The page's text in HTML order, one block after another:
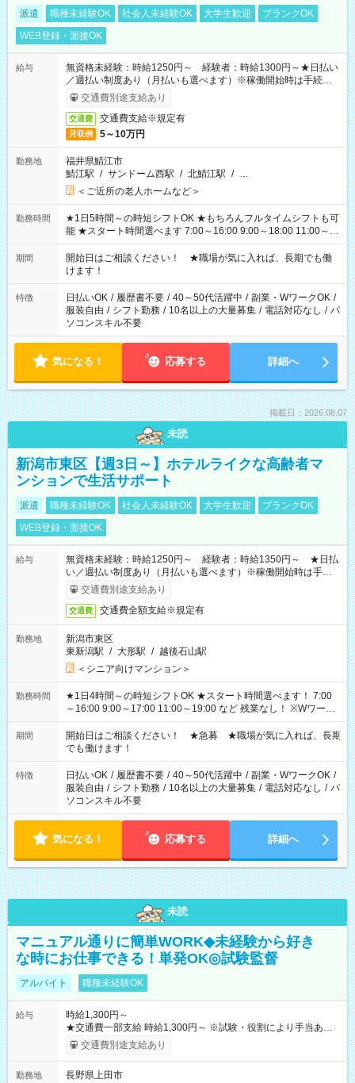
派遣 職種未経験OK 社会人未経験OK 大学生歓迎
ブランクOK
WEB登録・面接OK
給与
無資格未経験：時給1250円～ 経験者：時給1300円～★日払い
／週払い制度あり（月払いも選べます）※稼働開始時は手続き完
了次第のお支払いとなります。
交通費別途支給あり
交通費 交通費支給※規定有
月収例 5～10万円
勤務地
福井県鯖江市
鯖江駅 / サンドーム西駅 / 北鯖江駅 / …
＜ご近所の老人ホームなど＞
勤務時間
★1日5時間～の時短シフトOK ★もちろんフルタイムシフトも可
能 ★スタート時間選べます 7:00～16:00 9:00～18:00 11:00～
20:00 など 残業なし！ ※Wワークの場合、他のお仕事と合わせ
週40時間超の就業はご案内できません ※法令に基づき、週20時
間以上勤務は社会保険への加入対象となります ※労働者派遣法
（日雇い派遣の原則禁止）により、短時間・短期間の就業はご
案内が難しい場合があります
期間
開始日はご相談ください！ ★職場が気に入れば、長期でも働
けます！
特徴 日払いOK / 履歴書不要 / 40～50代活躍中 / 副業・WワークOK /
服装自由 / シフト勤務 / 10名以上の大量募集 / 電話対応なし / パ
ソコンスキル不要
気になる！ 応募する 詳細へ
掲載日：2026.08.07
未読
新潟市東区【週3日～】ホテルライクな高齢者マ
ンションで生活サポート
派遣 職種未経験OK 社会人未経験OK 大学生歓迎
ブランクOK
WEB登録・面接OK
給与
無資格未経験：時給1250円～ 経験者：時給1350円～ ★日払
い／週払い制度あり（月払いも選べます）※稼働開始時は手続き
完了次第のお支払いとなります。
交通費別途支給あり
交通費 交通費全額支給※規定有
勤務地
新潟市東区
東新潟駅 / 大形駅 / 越後石山駅
＜シニア向けマンション＞
勤務時間
★1日4時間～の時短シフトOK ★スタート時間選べます！ 7:00
～16:00 9:00～17:00 11:00～19:00 など 残業なし！ ※Wワーク
の場合、他のお仕事と合わせ週40時間超の就業はご案内できま
せん ※法令に基づき、週20時間以上勤務は社会保険への加入対
象となります ※労働者派遣法（日雇い派遣の原則禁止）によ
り、短時間・短期間の就業はご案内が難しい場合があります
期間
開始日はご相談ください！ ★急募 ★職場が気に入れば、長期
でも働けます！
特徴 日払いOK / 履歴書不要 / 40～50代活躍中 / 副業・WワークOK /
服装自由 / シフト勤務 / 10名以上の大量募集 / 電話対応なし / パ
ソコンスキル不要
気になる！ 応募する 詳細へ
未読
マニュアル通りに簡単WORK◆未経験から好き
な時にお仕事できる！単発OK◎試験監督
アルバイト 職種未経験OK
給与
時給1,300円～
★交通費一部支給 時給1,300円～ ※試験・役割により手当あり
※勤務回数により昇給あり 【即給（前払い）オプションあ
り！】 希望される場合、勤務から1週間ほどで給与の一部を受け
例】 ・河合塾模擬試験 8:30～17:30（休憩1時間） 時給1,300円
交通費別途支給あり
勤務地
長野県上田市